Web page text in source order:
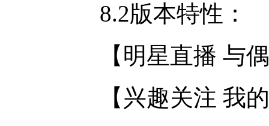
8.2版本特性：
【明星直播 与偶
【兴趣关注 我的